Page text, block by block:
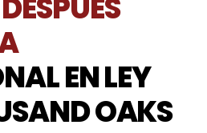
EN LEY
OAKS